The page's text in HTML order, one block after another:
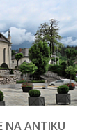
NA ANTIKU